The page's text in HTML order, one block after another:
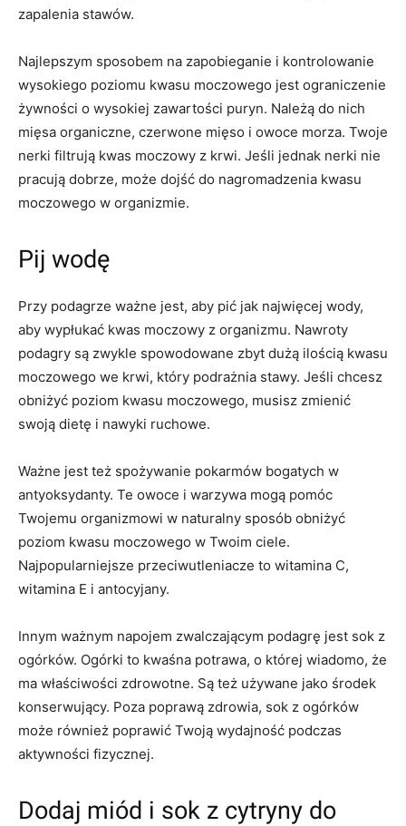
zapalenia stawów.
Najlepszym sposobem na zapobieganie i kontrolowanie
wysokiego poziomu kwasu moczowego jest ograniczenie
żywności o wysokiej zawartości puryn. Należą do nich
mięsa organiczne, czerwone mięso i owoce morza. Twoje
nerki filtrują kwas moczowy z krwi. Jeśli jednak nerki nie
pracują dobrze, może dojść do nagromadzenia kwasu
moczowego w organizmie.
Pij wodę
Przy podagrze ważne jest, aby pić jak najwięcej wody,
aby wypłukać kwas moczowy z organizmu. Nawroty
podagry są zwykle spowodowane zbyt dużą ilością kwasu
moczowego we krwi, który podrażnia stawy. Jeśli chcesz
obniżyć poziom kwasu moczowego, musisz zmienić
swoją dietę i nawyki ruchowe.
Ważne jest też spożywanie pokarmów bogatych w
antyoksydanty. Te owoce i warzywa mogą pomóc
Twojemu organizmowi w naturalny sposób obniżyć
poziom kwasu moczowego w Twoim ciele.
Najpopularniejsze przeciwutleniacze to witamina C,
witamina E i antocyjany.
Innym ważnym napojem zwalczającym podagrę jest sok z
ogórków. Ogórki to kwaśna potrawa, o której wiadomo, że
ma właściwości zdrowotne. Są też używane jako środek
konserwujący. Poza poprawą zdrowia, sok z ogórków
może również poprawić Twoją wydajność podczas
aktywności fizycznej.
Dodaj miód i sok z cytryny do